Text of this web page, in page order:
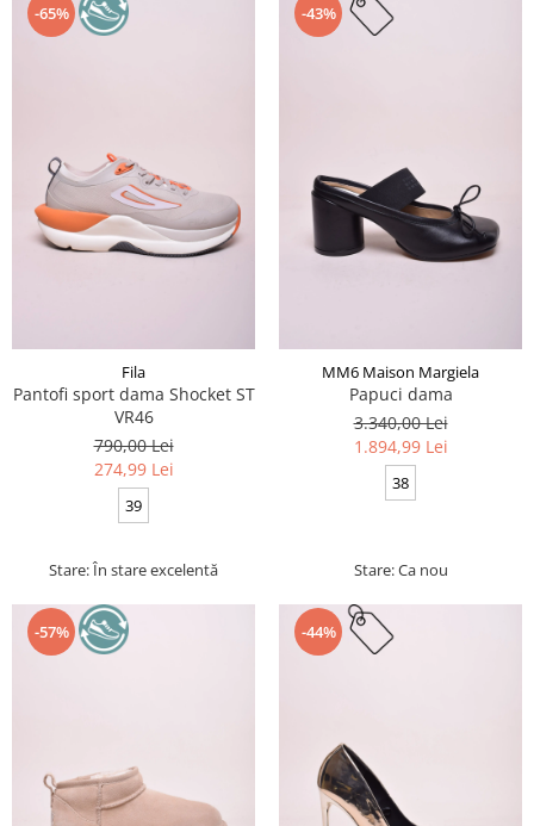
-65%
Fila
Pantofi sport dama Shocket ST
VR46
790,00 Lei
274,99 Lei
39
Stare: În stare excelentă
-43%
MM6 Maison Margiela
Papuci dama
3.340,00 Lei
1.894,99 Lei
38
Stare: Ca nou
-57% -44%